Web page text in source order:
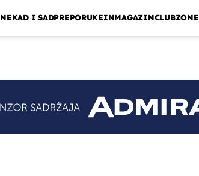
NEKAD I SADPREPORUKEINMAGAZINCLUBZONE